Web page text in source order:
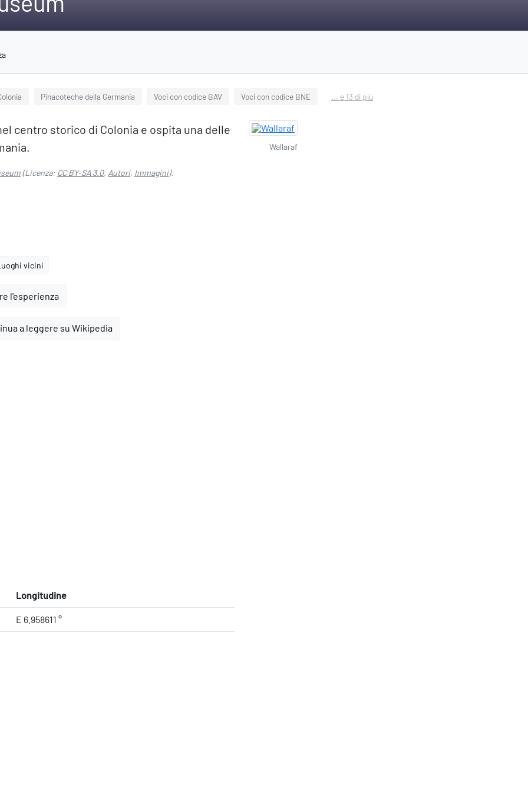
Pinacoteche della Germania Voci con codice BAV Voci con codice BNE ... e 13 di più
centro storico di Colonia e ospita una delle
(Licenza: CC BY-SA 3.0, Autori, Immagini).
vicini
l'esperienza
a leggere su Wikipedia
Longitudine
E 6.958611 °
Wallaraf